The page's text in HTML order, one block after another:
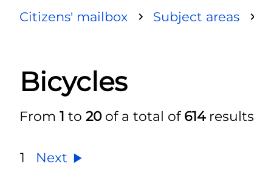
Citizens' mailbox Subject areas
Bicycles
From 1 to 20of a total of 614results
1 Next